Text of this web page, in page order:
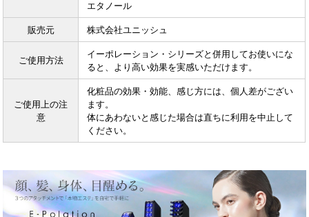
エタノール
販売元 株式会社ユニッシュ
ご使用方法
イーポレーション・シリーズと併用してお使いにな
ると、より高い効果を実感いただけます。
ご使用上の注
意
化粧品の効果・効能、感じ方には、個人差がござい
ます。
体にあわないと感じた場合は直ちに利用を中止して
ください。